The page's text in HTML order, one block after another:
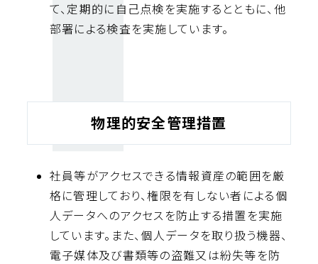
て、定期的に自己点検を実施するとともに、他
部署による検査を実施しています。
物理的安全管理措置
社員等がアクセスできる情報資産の範囲を厳
格に管理しており、権限を有しない者による個
人データへのアクセスを防止する措置を実施
しています。また、個人データを取り扱う機器、
電子媒体及び書類等の盗難又は紛失等を防